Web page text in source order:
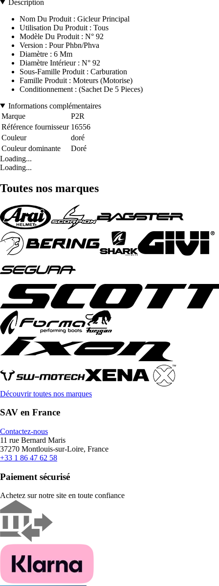
Description
Nom Du Produit : Gicleur Principal
Utilisation Du Produit : Tous
Modèle Du Produit : N° 92
Version : Pour Phbn/Phva
Diamètre : 6 Mm
Diamètre Intérieur : N° 92
Sous-Famille Produit : Carburation
Famille Produit : Moteurs (Motorise)
Conditionnement : (Sachet De 5 Pieces)
Informations complémentaires
Marque
P2R
Référence fournisseur 16556
Couleur
doré
Couleur dominante
Doré
Loading...
Loading...
Toutes nos marques
Découvrir toutes nos marques
SAV en France
Contactez-nous
11 rue Bernard Maris
37270 Montlouis-sur-Loire, France
+33 1 86 47 62 58
Paiement sécurisé
Achetez sur notre site en toute confiance